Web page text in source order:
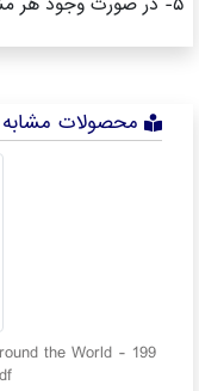
محصولات مشابه
Around the World -